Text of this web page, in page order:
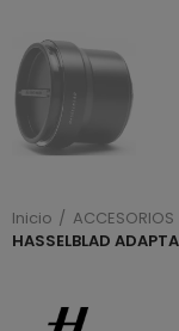
Inicio ACCESORIOS
HASSELBLAD